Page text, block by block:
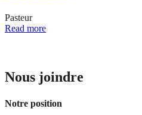
Pasteur
Read more
Nous joindre
Notre position